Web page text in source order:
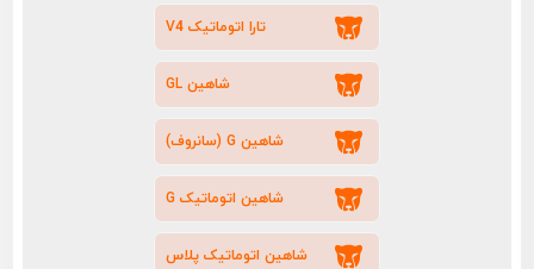
تارا اتوماتیک V4
شاهین GL
شاهین G (سانروف)
شاهین اتوماتیک G
شاهین اتوماتیک پلاس